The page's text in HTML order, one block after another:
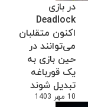
در بازی
Deadlock
اکنون متقلبان
می‌توانند در
حین بازی به
یک قورباغه
تبدیل شوند
10 مهر 1403